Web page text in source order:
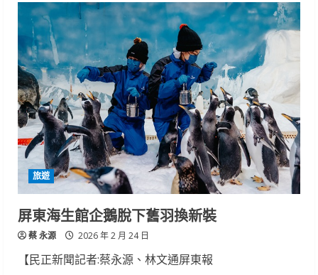
北
門
遊
客
中
心
鹽
續
幸
福
音
樂
會
最
終
場
倒
數
開
唱
旅遊
屏東海生館企鵝脫下舊羽換新裝
蔡 永源 2026 年 2 月 24 日
【民正新聞記者:蔡永源、林文通屏東報